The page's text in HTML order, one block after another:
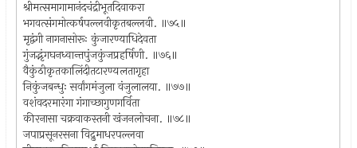
श्रीमत्समागामानंदचंद्रीभूतदिवाकरा
भगवत्संगमोत्कर्षपल्लवीकृतबल्लवी. ॥७५॥
मृद्वंगी नागनासोरूः कुंजारण्याधिदेवता
गुंजद्भृंगघनध्वान्तपुंजकुंजप्रहर्षिणी. ॥७६॥
वैकुंठीकृतकालिंदीतटारण्यलतागृहा
निकुंजबन्धुः सर्वांगमंजुला वंजुलालया. ॥७७॥
वशंवदरमारंगा गंगाच्छागुणगर्विता
कीरनासा चक्रवाकस्तनी खंजनलोचना. ॥७८॥
जपाप्रसूनरसना विद्रुमाधरपल्लवा